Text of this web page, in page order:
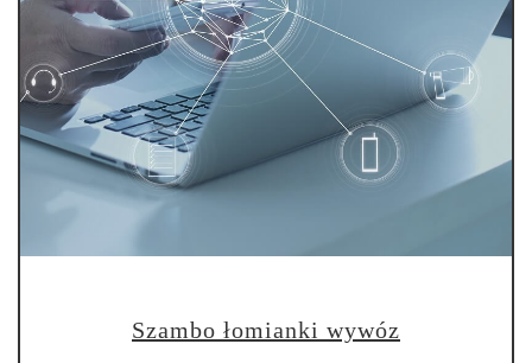
Szambo łomianki wywóz